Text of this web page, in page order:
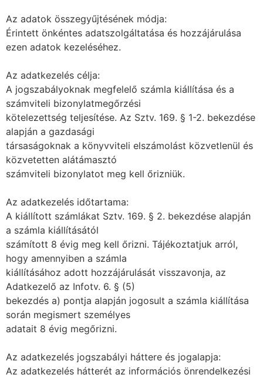
Az adatok összegyűjtésének módja:
Érintett önkéntes adatszolgáltatása és hozzájárulása
ezen adatok kezeléséhez.
Az adatkezelés célja:
A jogszabályoknak megfelelő számla kiállítása és a
számviteli bizonylatmegőrzési
kötelezettség teljesítése. Az Sztv. 169. § 1-2. bekezdése
alapján a gazdasági
társaságoknak a könyvviteli elszámolást közvetlenül és
közvetetten alátámasztó
számviteli bizonylatot meg kell őrizniük.
Az adatkezelés időtartama:
A kiállított számlákat Sztv. 169. § 2. bekezdése alapján
a számla kiállításától
számított 8 évig meg kell őrizni. Tájékoztatjuk arról,
hogy amennyiben a számla
kiállításához adott hozzájárulását visszavonja, az
Adatkezelő az Infotv. 6. § (5)
bekezdés a) pontja alapján jogosult a számla kiállítása
során megismert személyes
adatait 8 évig megőrizni.
Az adatkezelés jogszabályi háttere és jogalapja:
Az adatkezelés hátterét az információs önrendelkezési